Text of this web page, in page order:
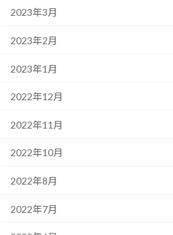
2023年3月
2023年2月
2023年1月
2022年12月
2022年11月
2022年10月
2022年8月
2022年7月